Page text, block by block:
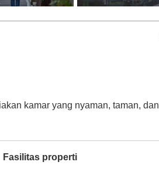
kamar yang nyaman, taman, dan
Fasilitas properti